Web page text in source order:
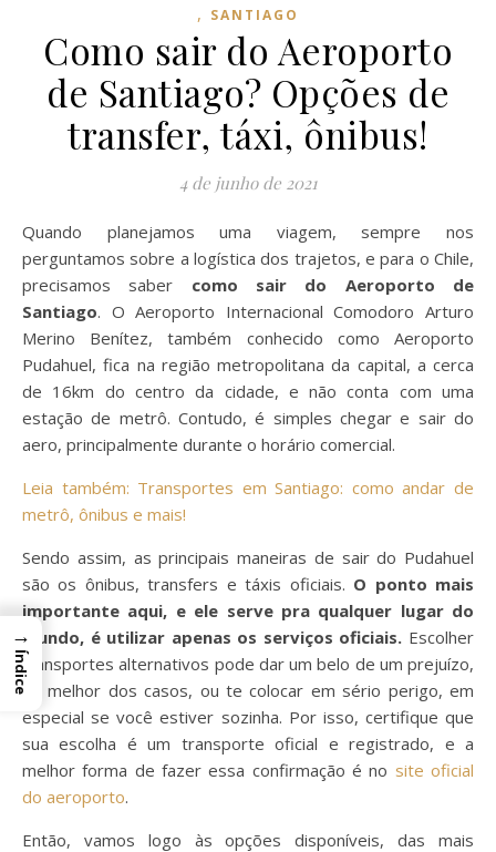
, SANTIAGO
Como sair do Aeroporto
de Santiago? Opções de
transfer, táxi, ônibus!
4 de junho de 2021
Quando planejamos uma viagem, sempre nos
perguntamos sobre a logística dos trajetos, e para o Chile,
precisamos saber como sair do Aeroporto de
Santiago. O Aeroporto Internacional Comodoro Arturo
Merino Benítez, também conhecido como Aeroporto
Pudahuel, fica na região metropolitana da capital, a cerca
de 16km do centro da cidade, e não conta com uma
estação de metrô. Contudo, é simples chegar e sair do
aero, principalmente durante o horário comercial.
Leia também: Transportes em Santiago: como andar de
metrô, ônibus e mais!
Sendo assim, as principais maneiras de sair do Pudahuel
são os ônibus, transfers e táxis oficiais. O ponto mais
importante aqui, e ele serve pra qualquer lugar do
mundo, é utilizar apenas os serviços oficiais. Escolher
transportes alternativos pode dar um belo de um prejuízo,
no melhor dos casos, ou te colocar em sério perigo, em
especial se você estiver sozinha. Por isso, certifique que
sua escolha é um transporte oficial e registrado, e a
melhor forma de fazer essa confirmação é no site oficial
do aeroporto.
Então, vamos logo às opções disponíveis, das mais
→
Índice